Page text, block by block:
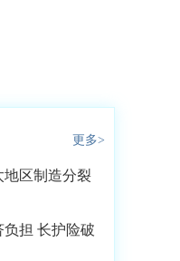
更多>
地区制造分裂
担 长护险破